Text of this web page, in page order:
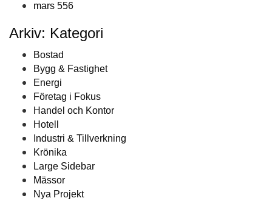
mars 556
Arkiv: Kategori
Bostad
Bygg & Fastighet
Energi
Företag i Fokus
Handel och Kontor
Hotell
Industri & Tillverkning
Krönika
Large Sidebar
Mässor
Nya Projekt